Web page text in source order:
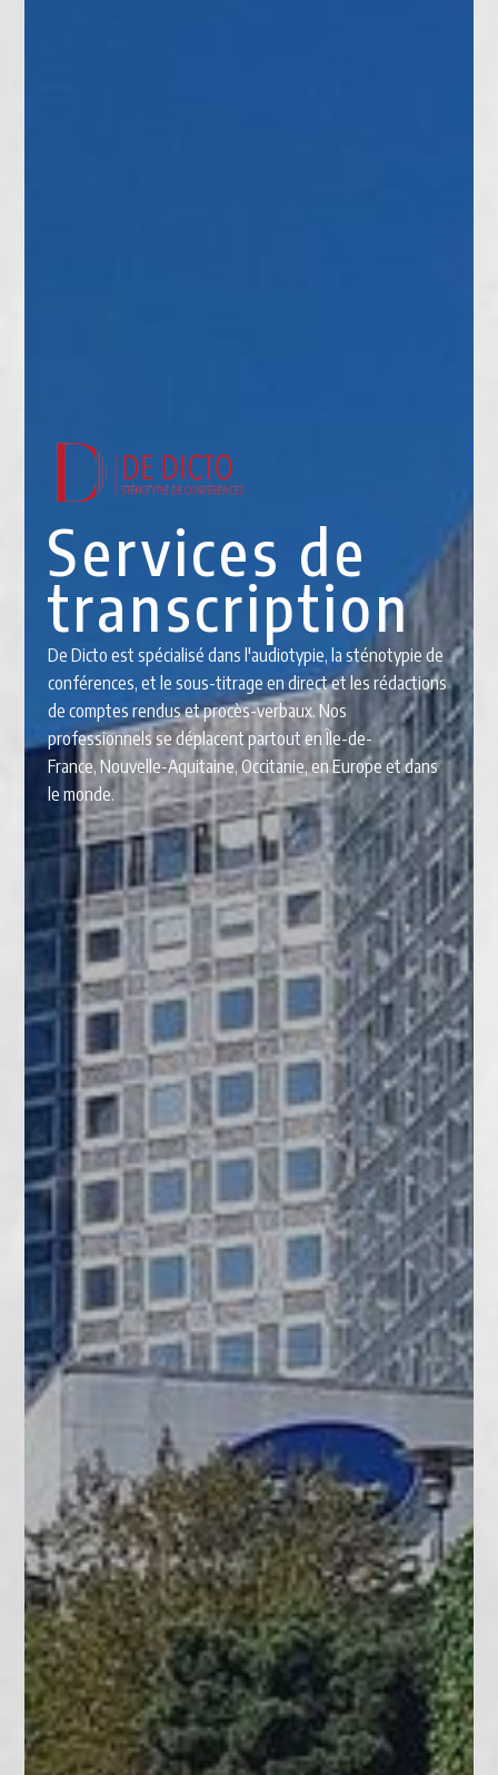
Services de
transcription
De Dicto est spécialisé dans l'audiotypie, la sténotypie de
conférences, et le sous-titrage en direct et les rédactions
de comptes rendus et procès-verbaux. Nos
professionnels se déplacent partout en Île-de-
France, Nouvelle-Aquitaine, Occitanie, en Europe et dans
le monde.